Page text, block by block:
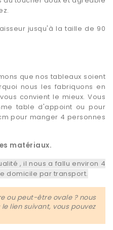
jusqu'à la taille de 90
que nos tableaux soient
nous les fabriquons en
convient le mieux. Vous
table d'appoint ou pour
pour manger 4 personnes
matériaux.
, il nous a fallu environ 4
domicile par transport.
ou peut-être ovale ? nous
lien suivant, vous pouvez